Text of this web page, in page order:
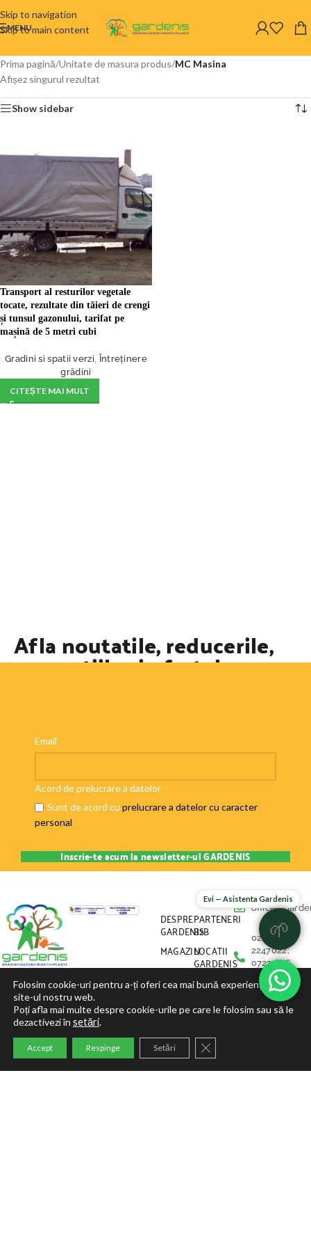
Skip to navigation
Skip to main content
MENU
Prima pagină/Unitate de masura produs/MC Masina
Afișez singurul rezultat
Show sidebar
Transport al resturilor vegetale
tocate, rezultate din tăieri de crengi
și tunsul gazonului, tarifat pe
mașină de 5 metri cubi
Gradini si spatii verzi, Întreținere
grădini
CITEȘTE MAI MULT
Afla noutatile, reducerile,
promotiile si ofertele
Email
Acord de prelucrare a datelor
Sunt de acord cu prelucrare a datelor cu caracter
personal .
DESPRE
GARDENIS
MAGAZIN
NOUTATI
PROMOTII
PARTENERI
B2B
LOCATII
GARDENIS
SFATURI
CUM
CUM
PLATESC
021-
2247022;
0722 676
638
Bd. Marasti
Evi — Asistenta Gardenis
🌱
Folosim cookie-uri pentru a-ți oferi cea mai bună experiență pe
site-ul nostru web.
Poți afla mai multe despre cookie-urile pe care le folosim sau să le
dezactivezi în setări.
Accept Respinge Setări Close GDPR Cookie